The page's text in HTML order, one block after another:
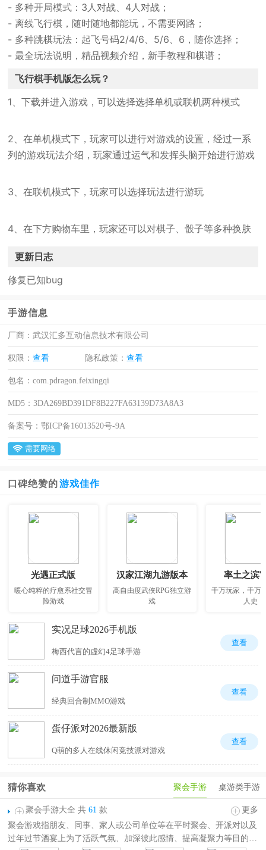
- 多种开局模式：3人对战、4人对战；
- 离线飞行棋，随时随地都能玩，不需要网路；
- 多种跳棋玩法：起飞号码2/4/6、5/6、6，随你选择；
- 最全玩法说明，精品视频介绍，新手教程和棋谱；
飞行棋手机版怎么玩？
1、下载并进入游戏，可以选择选择单机或联机两种模式
2、在单机模式下，玩家可以进行对游戏的设置，经过一系
列的游戏玩法介绍，玩家通过运气和发挥头脑开始进行游戏
3、在联机模式下，玩家可以选择玩法进行游玩
4、在下方购物车里，玩家还可以对棋子、骰子等多种换肤
更新日志
修复已知bug
手游信息
厂商：武汉汇多互动信息技术有限公司
权限：查看 隐私政策：查看
包名：com.pdragon.feixingqi
MD5：3DA269BD391DF8B227FA63139D73A8A3
备案号：鄂ICP备16013520号-9A
需要网络
口碑绝赞的 游戏佳作
光遇正式版
暖心纯粹的疗愈系社交冒
险游戏
汉家江湖九游版本
高自由度武侠RPG独立游
戏
率土之滨
千万玩家，千万
人史
实况足球2026手机版
梅西代言的虚幻4足球手游
查看
问道手游官服
经典回合制MMO游戏
查看
蛋仔派对2026最新版
Q萌的多人在线休闲竞技派对游戏
查看
聚会手游 桌游类手游
猜你喜欢
聚会手游大全 共 61 款
更多
聚会游戏指朋友、同事、家人或公司单位等在平时聚会、开派对以及
过年过节酒宴上为了活跃气氛、加深彼此感情、提高凝聚力等目的而